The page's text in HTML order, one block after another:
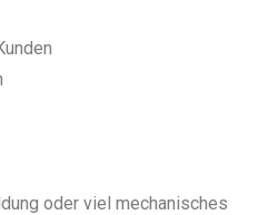
oder viel mechanisches